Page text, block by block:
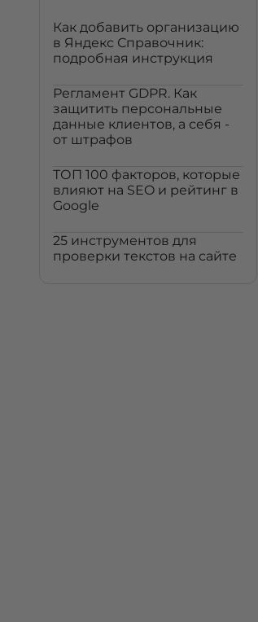
Как добавить организацию
в Яндекс Справочник:
подробная инструкция
Регламент GDPR. Как
защитить персональные
данные клиентов, а себя -
от штрафов
ТОП 100 факторов, которые
влияют на SEO и рейтинг в
Google
25 инструментов для
проверки текстов на сайте